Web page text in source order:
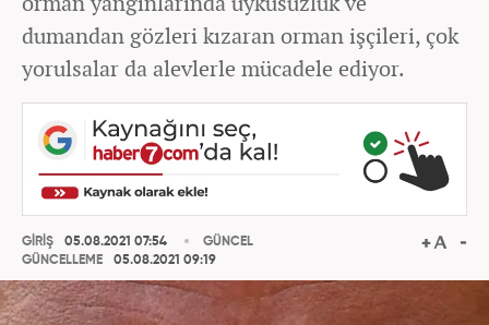
dumandan gözleri kızaran orman işçileri, çok
yorulsalar da alevlerle mücadele ediyor.
GİRİŞ
05.08.2021 07:54
GÜNCELLEME
05.08.2021 09:19
GÜNCEL